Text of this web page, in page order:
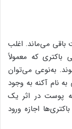
می‌ماند. اغلب
که معمولاً
به‌نوعی می‌توان
نام آکنه به وجود
پوست در اثر یک
اجازه ورود